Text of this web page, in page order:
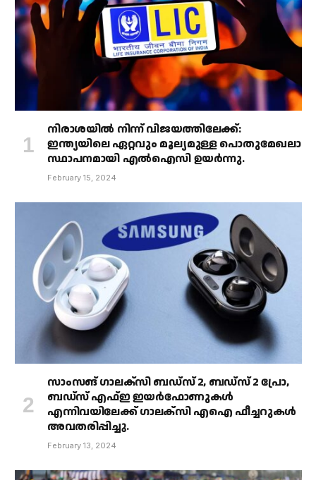
നിരാശയിൽ നിന്ന് വിജയത്തിലേക്ക്:
ഇന്ത്യയിലെ ഏറ്റവും മൂല്യമുള്ള പൊതുമേഖലാ
സ്ഥാപനമായി എൽഐസി ഉയർന്നു.
February 15, 2024
സാംസങ് ഗാലക്‌സി ബഡ്‌സ് 2, ബഡ്‌സ് 2 പ്രോ,
ബഡ്‌സ് എഫ്ഇ ഇയർഫോണുകൾ
എന്നിവയിലേക്ക് ഗാലക്‌സി എഐ ഫീച്ചറുകൾ
അവതരിപ്പിച്ചു.
February 13, 2024